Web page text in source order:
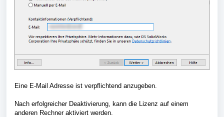
Eine E-Mail Adresse ist verpflichtend anzugeben.
Nach erfolgreicher Deaktivierung, kann die Lizenz auf einem
anderen Rechner aktiviert werden.